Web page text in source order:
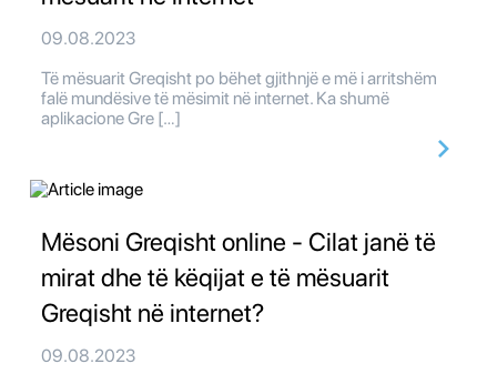
09.08.2023
Të mësuarit Greqisht po bëhet gjithnjë e më i arritshëm
falë mundësive të mësimit në internet. Ka shumë
aplikacione Gre […]
Mësoni Greqisht online - Cilat janë të
mirat dhe të këqijat e të mësuarit
Greqisht në internet?
09.08.2023